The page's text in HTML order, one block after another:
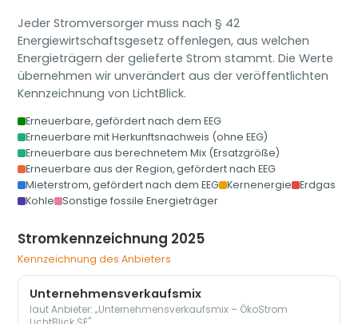
Jeder Stromversorger muss nach § 42
Energiewirtschaftsgesetz offenlegen, aus welchen
Energieträgern der gelieferte Strom stammt. Die Werte
übernehmen wir unverändert aus der veröffentlichten
Kennzeichnung von LichtBlick.
Erneuerbare, gefördert nach dem EEG
Erneuerbare mit Herkunftsnachweis (ohne EEG)
Erneuerbare aus berechnetem Mix (Ersatzgröße)
Erneuerbare aus der Region, gefördert nach EEG
Mieterstrom, gefördert nach dem EEG Kernenergie Erdgas
Kohle Sonstige fossile Energieträger
Stromkennzeichnung 2025
Kennzeichnung des Anbieters
Unternehmensverkaufsmix
laut Anbieter: „Unternehmensverkaufsmix – ÖkoStrom